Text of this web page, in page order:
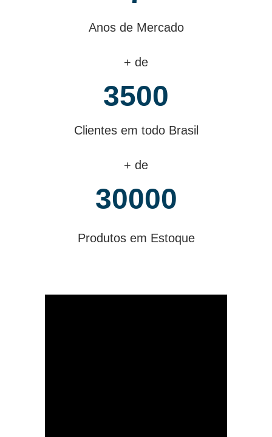
Anos de Mercado
+ de
3500
Clientes em todo Brasil
+ de
0
1
30000
Produtos em Estoque